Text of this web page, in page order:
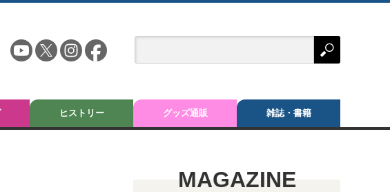
ヒストリー グッズ通販 雑誌・書籍
MAGAZINE